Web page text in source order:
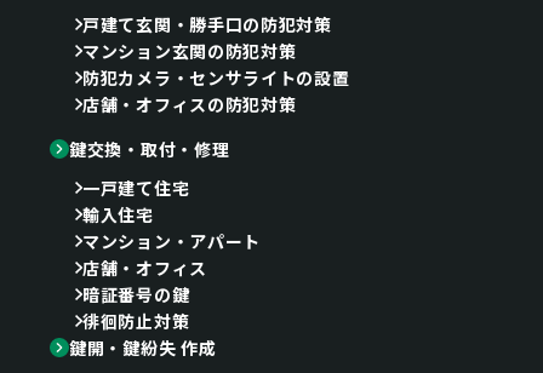
戸建て玄関・勝手口の防犯対策
マンション玄関の防犯対策
防犯カメラ・センサライトの設置
店舗・オフィスの防犯対策
鍵交換・取付・修理
一戸建て住宅
輸入住宅
マンション・アパート
店舗・オフィス
暗証番号の鍵
徘徊防止対策
鍵開・鍵紛失 作成